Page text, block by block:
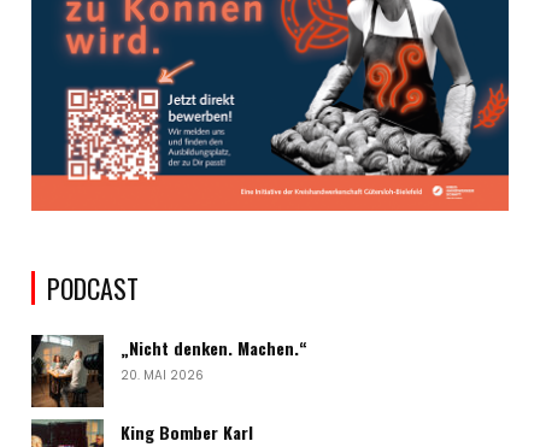
PODCAST
„Nicht denken. Machen.“
20. MAI 2026
King Bomber Karl